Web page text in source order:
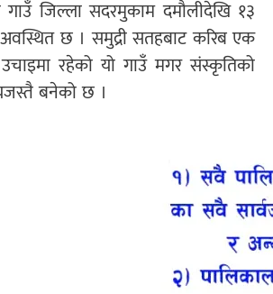
गाउँ जिल्ला सदरमुकाम दमौलीदेखि १३
अवस्थित छ । समुद्री सतहबाट करिब एक
रहेको यो गाउँ मगर संस्कृतिको
बनेको छ ।